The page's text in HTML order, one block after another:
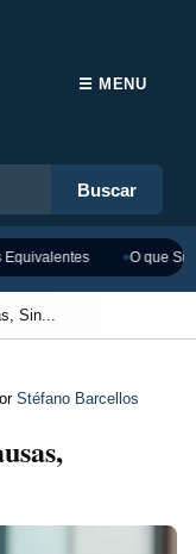
Buscar
☰ MENU
O que
Sin...
Stéfano Barcellos